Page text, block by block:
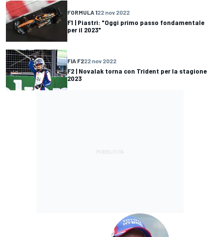
FORMULA 122 nov 2022
F1 | Piastri: "Oggi primo passo fondamentale
per il 2023"
FIA F222 nov 2022
F2 | Novalak torna con Trident per la stagione
2023